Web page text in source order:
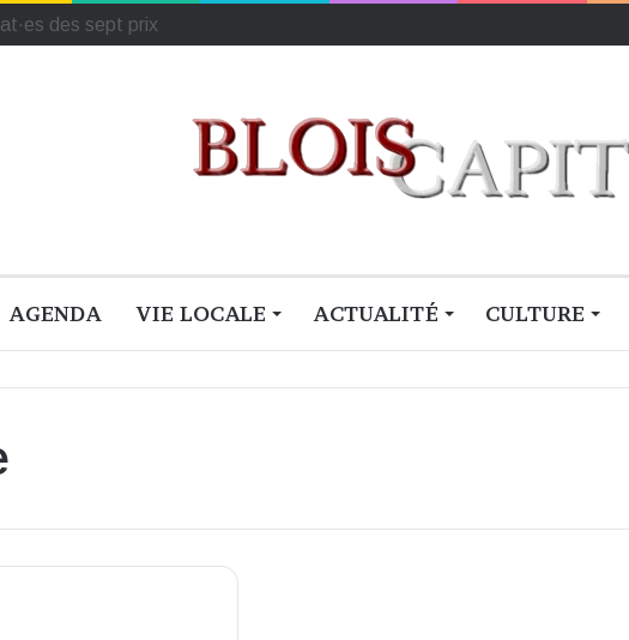
le climat 2024 » à Blois
AGENDA VIE LOCALE ACTUALITÉ CULTURE